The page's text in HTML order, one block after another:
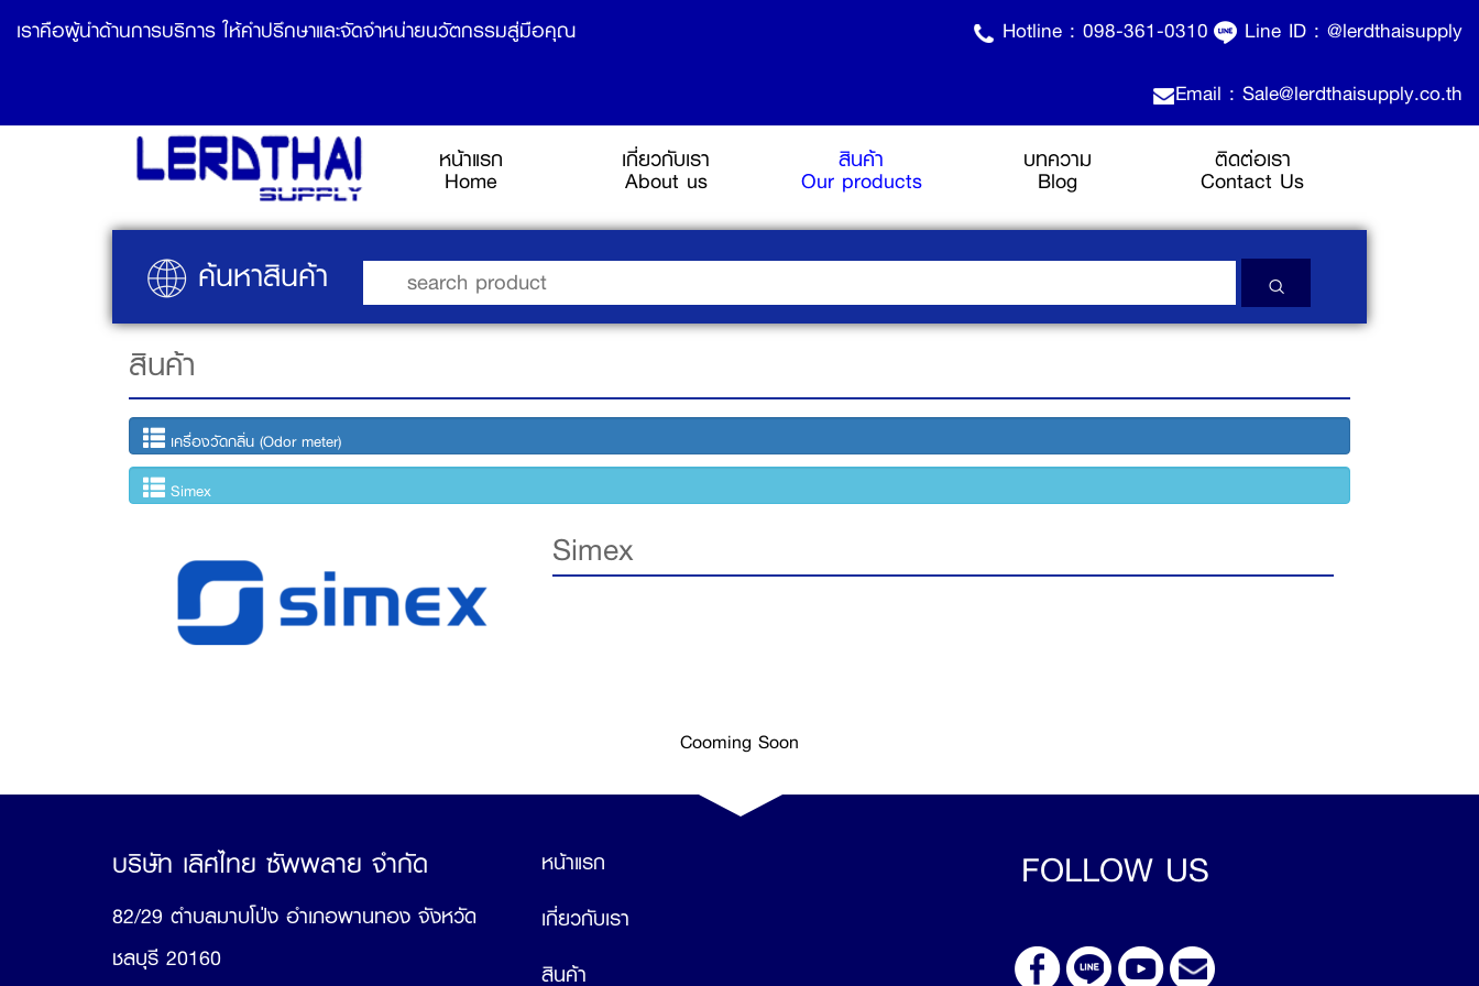
เราคือผู้นำด้านการบริการ ให้คำปรึกษาและจัดจำหน่ายนวัตกรรมสู่มือคุณ Hotline : 098-361-0310 Line ID : @lerdthaisupply
Email : Sale@lerdthaisupply.co.th
หน้าแรก
Home(current)
เกี่ยวกับเรา
About us
สินค้า
Our products
บทความ
Blog
ติดต่อเรา
Contact Us
ค้นหาสินค้า
สินค้า
เครื่องวัดกลิ่น (Odor meter)
Simex
Simex
Cooming Soon
บริษัท เลิศไทย ซัพพลาย จำกัด
82/29 ตำบลมาบโป่ง อำเภอพานทอง จังหวัด
ชลบุรี 20160
หน้าแรก
เกี่ยวกับเรา
สินค้า
FOLLOW US